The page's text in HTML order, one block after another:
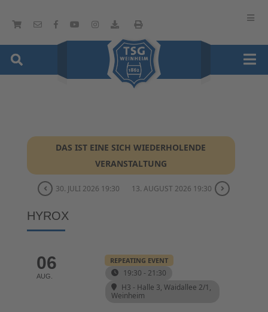
DAS IST EINE SICH WIEDERHOLENDE
VERANSTALTUNG
30. JULI 2026 19:30 13. AUGUST 2026 19:30
HYROX
06
AUG.
REPEATING EVENT
19:30 - 21:30
H3 - Halle 3, Waidallee 2/1,
Weinheim